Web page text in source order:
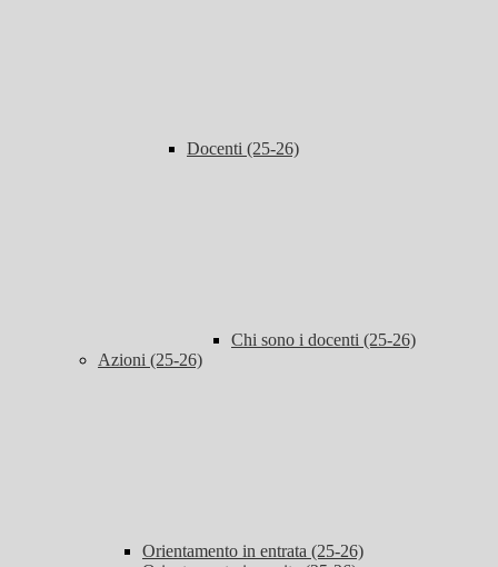
Docenti (25-26)
Chi sono i docenti (25-26)
Azioni (25-26)
Orientamento in entrata (25-26)